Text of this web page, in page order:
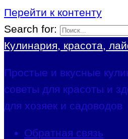
Перейти к контенту
Search for:
Кулинария, красота,
Простые и вкусные
советы для красоты и
для хозяек и садоводов
Обратная связь